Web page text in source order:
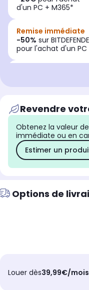
d'un PC + M365*
Remise immédiate
-50% sur
pour l'achat d'un PC
Remise immédiate
PC + Souris Ambi One
20€de remise
Revendre
Obtenez la valeur
immédiate ou en
Estimer un
Options de
Louer dès39,99€/mois